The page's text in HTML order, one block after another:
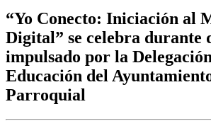
“Yo Conecto: Iniciación al
Digital” se celebra durante
impulsado por la
Educación del
Parroquial